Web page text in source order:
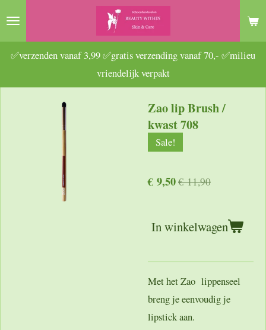
Ga
naar
hoofdinhoud
✅verzenden vanaf 3,99 ✅gratis verzending vanaf 70,- ✅milieu
vriendelijk verpakt
Zao lip Brush /
kwast 708
Sale!
€ 9,50€ 11,90
In winkelwagen
Met het Zao lippenseel
breng je eenvoudig je
lipstick aan.